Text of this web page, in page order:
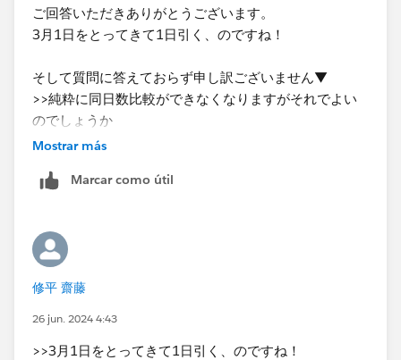
ご回答いただきありがとうございます。
3月1日をとってきて1日引く、のですね！
そして質問に答えておらず申し訳ございません▼
>>純粋に同日数比較ができなくなりますがそれでよい
のでしょうか
>>もしmaxに2024年2月29日を指定すると、その前年
「月中から月末まで、同一キャンペーンを実施した場合
日数比較ができなくても問題ないです。
もしmaxに2024年2月29日を指定した場合は、2023年
2月28日まで集計されれば良いです。
どうぞよろしくお願いいたします。
Mostrar más
Marcar como útil
修平 齋藤
26 jun. 2024 4:43
>>3月1日をとってきて1日引く、のですね！